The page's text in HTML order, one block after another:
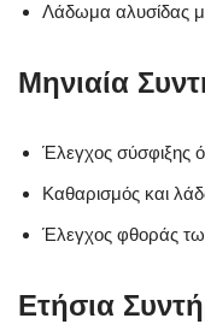
Λάδωμα αλυσίδας
Μηνιαία
Έλεγχος σύσφιξης
Καθαρισμός και
Έλεγχος φθοράς
Ετήσια